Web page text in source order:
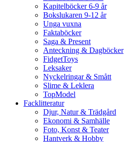
Kapitelböcker 6-9 år
Bokslukaren 9-12 år
Unga vuxna
Faktaböcker
Saga & Present
Anteckning & Dagböcker
FidgetToys
Leksaker
Nyckelringar & Smått
Slime & Leklera
TopModel
Facklitteratur
Djur, Natur & Trädgård
Ekonomi & Samhälle
Foto, Konst & Teater
Hantverk & Hobby